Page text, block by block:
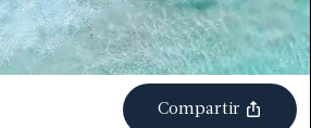
Compartir